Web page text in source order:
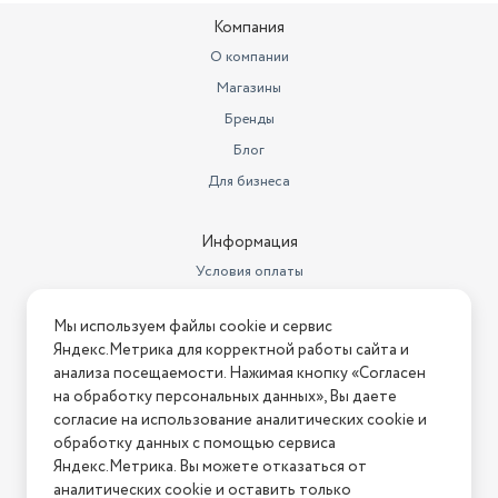
износостойкий
0.3
0.4
0.15
Объем товара в упаковке, в
Напряжение аккумулятора
21 В
Страна производства
Китай
Компания
О компании
Магазины
Бренды
Блог
Для бизнеса
Информация
Условия оплаты
Условия возврата
Нашли ошибку на сайте? Напишите нам
2026 © Интернет-магазин "АстМаркет". У нас есть всё!
Политика конфиденциальности
Мы используем файлы cookie и сервис
Яндекс.Метрика для корректной работы сайта и
анализа посещаемости. Нажимая кнопку «Согласен
на обработку персональных данных», Вы даете
согласие на использование аналитических cookie и
обработку данных с помощью сервиса
Яндекс.Метрика. Вы можете отказаться от
аналитических cookie и оставить только